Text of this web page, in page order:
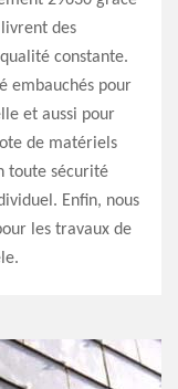
des
constante.
embauchés pour
et aussi pour
de matériels
toute sécurité
Enfin, nous
les travaux de